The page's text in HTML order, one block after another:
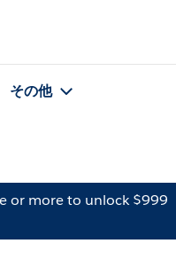
その他
or more to unlock $999